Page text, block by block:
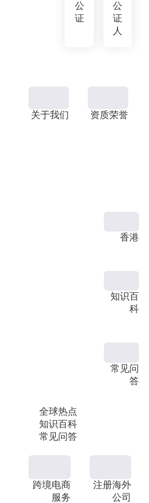
公
证
公
证
人
关于我们 资质荣誉
全球热点
知识百科
常见问答
香港
知识百
科
常见问
答
跨境电商
服务
注册海外
公司